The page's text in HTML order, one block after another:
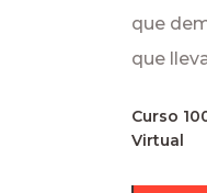
que
que
Curso
Virtual